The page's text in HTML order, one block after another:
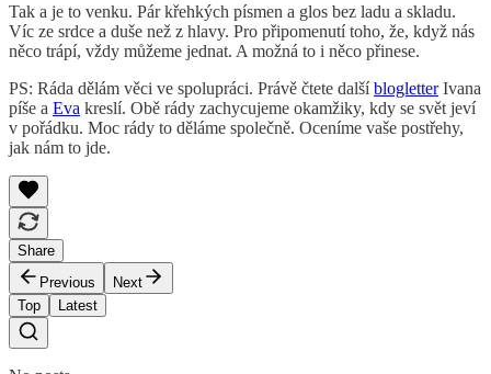
Tak a je to venku. Pár křehkých písmen a glos bez ladu a skladu.
Víc ze srdce a duše než z hlavy. Pro připomenutí toho, že, když nás
něco trápí, vždy můžeme jednat. A možná to i něco přinese.
PS: Ráda dělám věci ve spolupráci. Právě čtete dalšíblogletterIvana
píše a Eva kreslí. Obě rády zachycujeme okamžiky, kdy se svět jeví
v pořádku. Moc rády to děláme společně. Oceníme vaše postřehy,
jak nám to jde.
Share
Previous
Next
Top
Latest